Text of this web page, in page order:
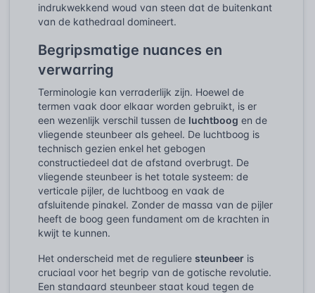
indrukwekkend woud van steen dat de buitenkant
van de kathedraal domineert.
Begripsmatige nuances en
verwarring
Terminologie kan verraderlijk zijn. Hoewel de
termen vaak door elkaar worden gebruikt, is er
een wezenlijk verschil tussen de luchtboog en de
vliegende steunbeer als geheel. De luchtboog is
technisch gezien enkel het gebogen
constructiedeel dat de afstand overbrugt. De
vliegende steunbeer is het totale systeem: de
verticale pijler, de luchtboog en vaak de
afsluitende pinakel. Zonder de massa van de pijler
heeft de boog geen fundament om de krachten in
kwijt te kunnen.
Het onderscheid met de reguliere steunbeer is
cruciaal voor het begrip van de gotische revolutie.
Een standaard steunbeer staat koud tegen de